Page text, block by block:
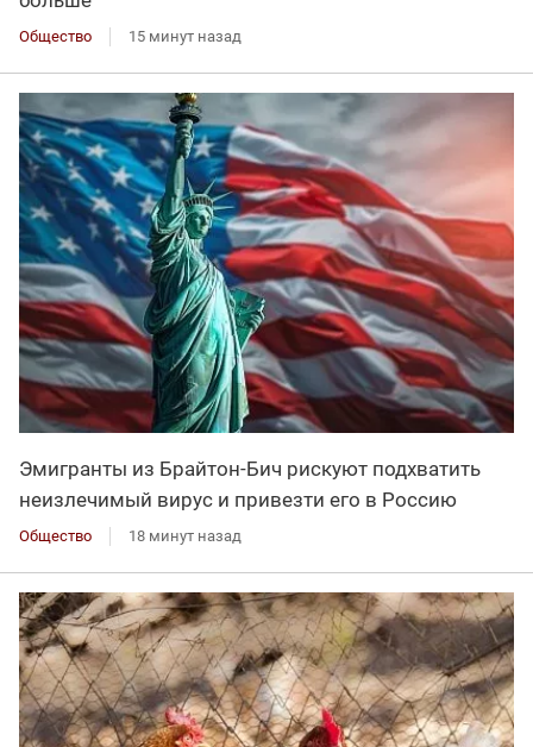
Общество 15 минут назад
Эмигранты из Брайтон-Бич рискуют подхватить
неизлечимый вирус и привезти его в Россию
Общество 18 минут назад